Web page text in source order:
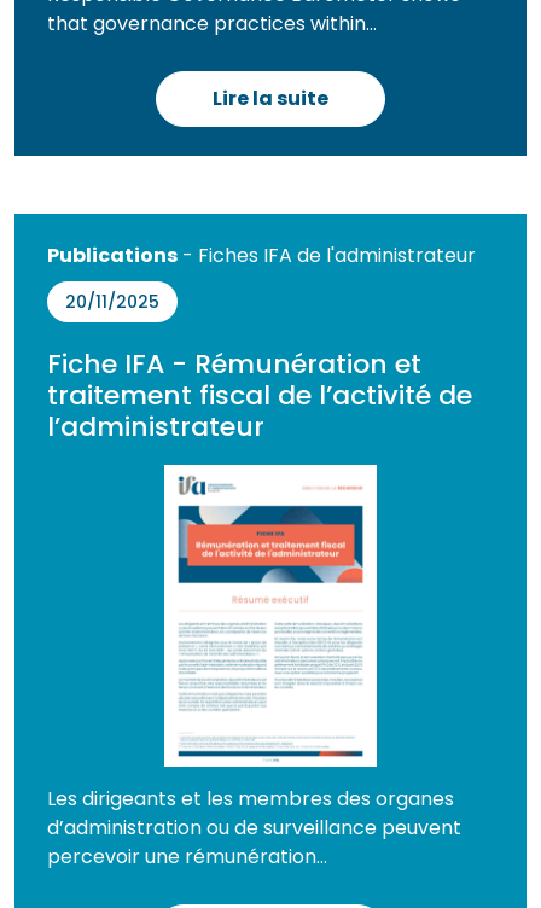
that governance practices within...
Lire la suite
Publications- Fiches IFA de l'administrateur
20/11/2025
Fiche IFA - Rémunération et
traitement fiscal de l’activité de
l’administrateur
Les dirigeants et les membres des organes
d’administration ou de surveillance peuvent
percevoir une rémunération...